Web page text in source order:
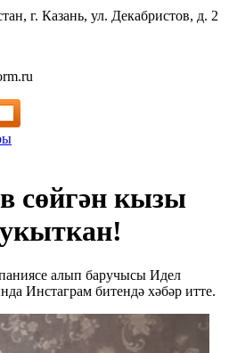
г. Казань, ул. Декабристов, д. 2
сөйгəн кызы
алып баручысы Идел
Инстаграм битендə хəбəр итте.